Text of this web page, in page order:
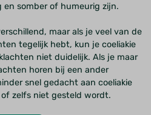
somber of humeurig zijn.
maar als je veel van de
tegelijk hebt, kun je coeliakie
niet duidelijk. Als je maar
horen bij een ander
snel gedacht aan coeliakie
zelfs niet gesteld wordt.